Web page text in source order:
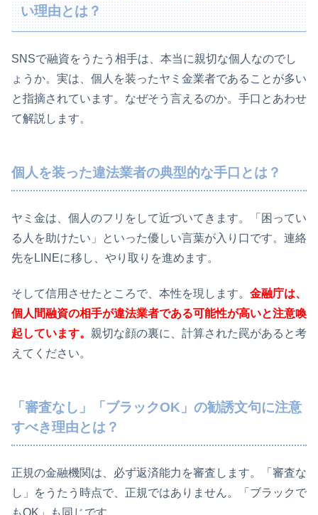
い理由とは？
SNSで融資をうたう相手は、本当に親切な個人なのでし
ょうか。実は、個人を装ったヤミ金業者であることが多い
と指摘されています。なぜそう言えるのか。手口とあわせ
て解説します。
個人を装った違法業者の典型的な手口とは？
ヤミ金は、個人のフリをして近づいてきます。「困ってい
る人を助けたい」といった優しい言葉が入り口です。連絡
先をLINEに移し、やり取りを進めます。
そして信用させたところで、本性を現します。 金融庁は、
個人間融資の相手が違法業者である可能性が高いと注意喚
起しています。 親切な顔の裏に、計算された罠があると考
えてください。
「審査なし」「ブラックOK」の勧誘文句に注意
すべき理由とは？
正規の金融機関は、必ず返済能力を審査します。「審査な
し」をうたう時点で、正規ではありません。「ブラックで
もOK」も同じです。